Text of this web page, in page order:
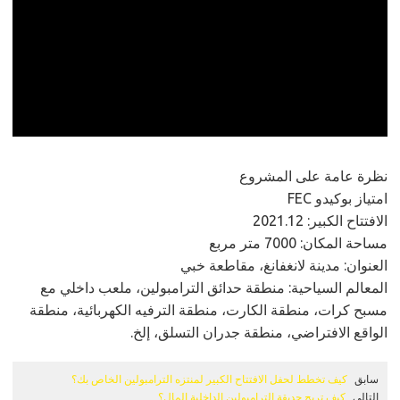
نظرة عامة على المشروع
امتياز بوكيدو FEC
الافتتاح الكبير: 2021.12
مساحة المكان: 7000 متر مربع
العنوان: مدينة لانغفانغ، مقاطعة خبي
المعالم السياحية: منطقة حدائق الترامبولين، ملعب داخلي مع
مسبح كرات، منطقة الكارت، منطقة الترفيه الكهربائية، منطقة
الواقع الافتراضي، منطقة جدران التسلق، إلخ.
سابق
كيف تخطط لحفل الافتتاح الكبير لمنتزه الترامبولين الخاص بك؟
التالي
كيف تربح حديقة الترامبولين الداخلية المال؟